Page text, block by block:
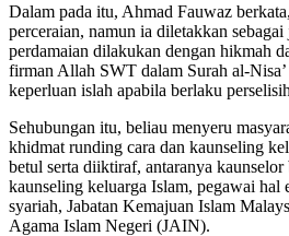
Dalam pada itu, Ahmad Fauwaz
perceraian, namun ia diletakkan
perdamaian dilakukan dengan hikmah
firman Allah SWT dalam Surah al-
keperluan islah apabila berlaku
Sehubungan itu, beliau menyeru
khidmat runding cara dan kaunseling
betul serta diiktiraf, antaranya
kaunseling keluarga Islam, pegawai hal
syariah, Jabatan Kemajuan Islam
Agama Islam Negeri (JAIN).